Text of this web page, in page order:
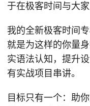
于在极客时间与大家
我的全新极客时间
就是为这样的你量
实语法认知，提升
有实战项目串讲。
目标只有一个：助